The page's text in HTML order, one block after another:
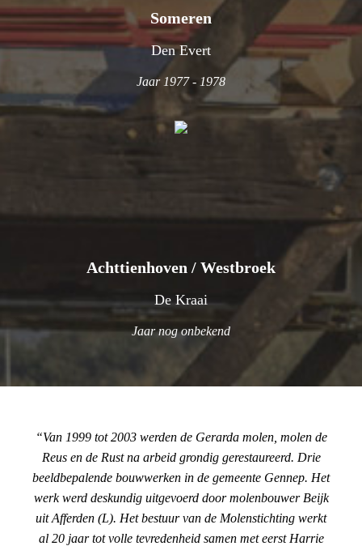
Someren
Den Evert
Jaar 1977 - 1978
Achttienhoven / Westbroek
De Kraai
Jaar nog onbekend
Van 1999 tot 2003 werden de Gerarda molen, molen de
Reus en de Rust na arbeid grondig gerestaureerd. Drie
beeldbepalende bouwwerken in de gemeente Gennep. Het
werk werd deskundig uitgevoerd door molenbouwer Beijk
uit Afferden (L). Het bestuur van de Molenstichting werkt
al 20 jaar tot volle tevredenheid samen met eerst Harrie